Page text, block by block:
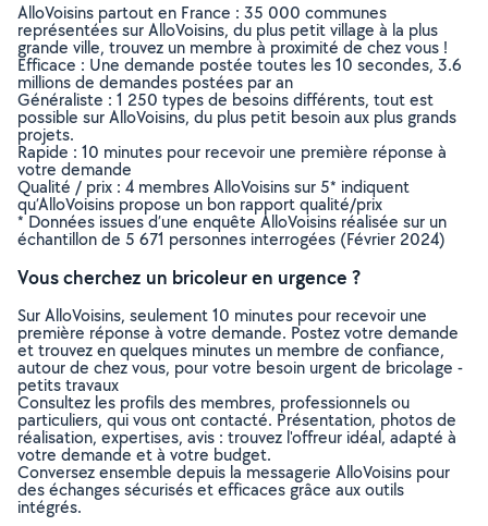
AlloVoisins partout en France : 35 000 communes
représentées sur AlloVoisins, du plus petit village à la plus
grande ville, trouvez un membre à proximité de chez vous !
Efficace : Une demande postée toutes les 10 secondes, 3.6
millions de demandes postées par an
Généraliste : 1 250 types de besoins différents, tout est
possible sur AlloVoisins, du plus petit besoin aux plus grands
projets.
Rapide : 10 minutes pour recevoir une première réponse à
votre demande
Qualité / prix : 4 membres AlloVoisins sur 5* indiquent
qu’AlloVoisins propose un bon rapport qualité/prix
* Données issues d’une enquête AlloVoisins réalisée sur un
échantillon de 5 671 personnes interrogées (Février 2024)
Vous cherchez un bricoleur en urgence ?
Sur AlloVoisins, seulement 10 minutes pour recevoir une
première réponse à votre demande. Postez votre demande
et trouvez en quelques minutes un membre de confiance,
autour de chez vous, pour votre besoin urgent de bricolage -
petits travaux
Consultez les profils des membres, professionnels ou
particuliers, qui vous ont contacté. Présentation, photos de
réalisation, expertises, avis : trouvez l'offreur idéal, adapté à
votre demande et à votre budget.
Conversez ensemble depuis la messagerie AlloVoisins pour
des échanges sécurisés et efficaces grâce aux outils
intégrés.